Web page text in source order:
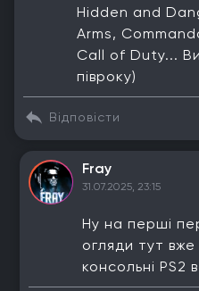
Hidden and
Arms,
Call of Duty...
півроку)
Відповісти
Fray
31.07.2025, 23:15
Ну на перші
огляди тут
консольні PS2